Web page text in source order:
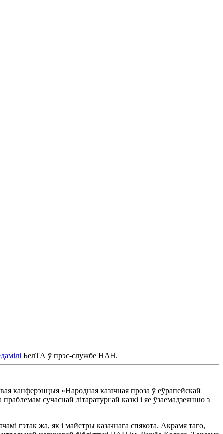
БелТА ў прэс-службе НАН.
канферэнцыя «Народная казачная проза ў еўрапейскай
сучаснай літаратурнай казкі і яе ўзаемадзеянню з
гэтак жа, як і майстры казачнага спякота. Акрамя таго,